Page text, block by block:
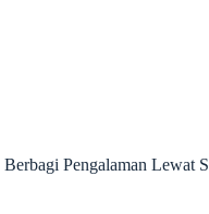
Pengalaman Lewat